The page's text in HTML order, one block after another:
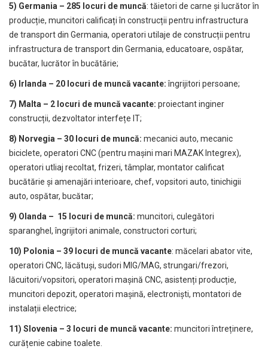
5) Germania – 285 locuri de muncă: tăietori de carne și lucrător în
producție, muncitori calificați în construcții pentru infrastructura
de transport din Germania, operatori utilaje de construcții pentru
infrastructura de transport din Germania, educatoare, ospătar,
bucătar, lucrător în bucătărie;
6) Irlanda – 20 locuri de muncă vacante:îngrijitori persoane;
7) Malta – 2 locuri de muncă vacante: proiectant inginer
construcții, dezvoltator interfețe IT;
8) Norvegia – 30 locuri de muncă: mecanici auto, mecanic
biciclete, operatori CNC (pentru mașini mari MAZAK Integrex),
operatori utliaj recoltat, frizeri, tâmplar, montator calificat
bucătărie și amenajări interioare, chef, vopsitori auto, tinichigii
auto, ospătar, bucătar;
9) Olanda – 15 locuri de muncă: muncitori, culegători
sparanghel, îngrijitori animale, constructori corturi;
10) Polonia – 39 locuri de muncă vacante: măcelari abator vite,
operatori CNC, lăcătuși, sudori MIG/MAG, strungari/frezori,
lăcuitori/vopsitori, operatori mașină CNC, asistenți producție,
muncitori depozit, operatori mașină, electroniști, montatori de
instalații electrice;
11) Slovenia – 3 locuri de muncă vacante: muncitori întreținere,
curățenie cabine toalete.